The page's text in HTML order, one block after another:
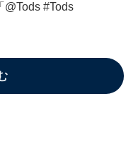
#Tods